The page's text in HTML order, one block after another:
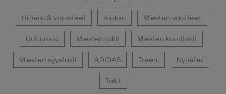
Urheilu & varusteet Juoksu Miesten vaatteet
Uutuuksia Miesten takit Miesten kuoritakit
Miesten syystakit ADIDAS Treeni Nyheter
Takit